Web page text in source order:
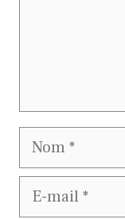
Nom
E-